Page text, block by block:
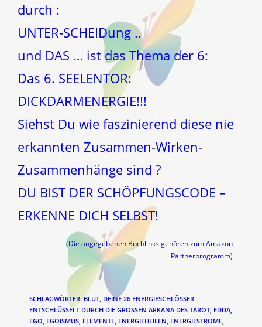
durch :
UNTER-SCHEIDung ..
und DAS … ist das Thema der 6:
Das 6. SEELENTOR:
DICKDARMENERGIE!!!
Siehst Du wie faszinierend diese nie
erkannten Zusammen-Wirken-
Zusammenhänge sind ?
DU BIST DER SCHÖPFUNGSCODE –
ERKENNE DICH SELBST!
(Die angegebenen Buchlinks gehören zum Amazon
Partnerprogramm)
SCHLAGWÖRTER:BLUT, DEINE 26 ENERGIESCHLÖSSER
ENTSCHLÜSSELT DURCH DIE GROSSEN ARKANA DES TAROT , EDDA,
EGO, EGOISMUS, ELEMENTE, ENERGIEHEILEN, ENERGIESTRÖME,